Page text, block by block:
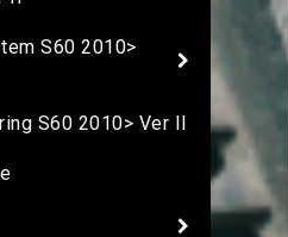
S60 2010>
S60 2010> Ver II